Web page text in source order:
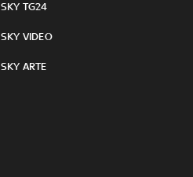
SKY TG24
SKY VIDEO
SKY ARTE